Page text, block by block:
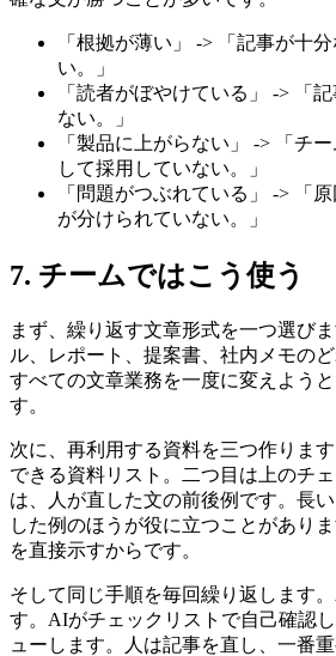
「根拠が薄い」 -> 「記事が十
い。」
「読者がぼやけている」 -> 「
ない。」
「製品に上がらない」 -> 「チ
して採用していない。」
「問題がつぶれている」 -> 「
が分けられていない。」
7. チームではこう使う
まず、繰り返す文章形式を一つ選び
ル、レポート、提案書、社内メモの
すべての文章業務を一度に変えよう
す。
次に、再利用する資料を三つ作りま
できる資料リスト。二つ目は上のチ
は、人が直した文の前後例です。長
した例のほうが役に立つことがあり
を直接示すからです。
そして同じ手順を毎回繰り返します
す。AIがチェックリストで自己確認
ューします。人は記事を直し、一番